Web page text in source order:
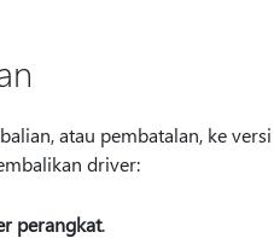
atau pembatalan, ke
driver:
perangkat.